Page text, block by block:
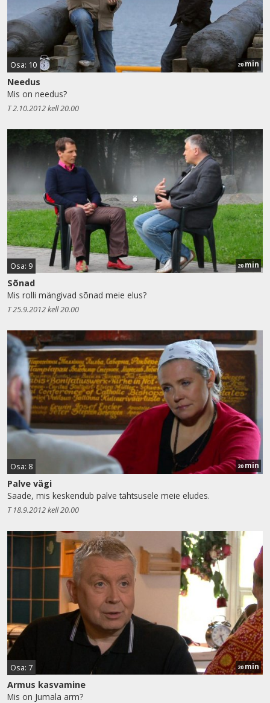
Osa: 10 20min
Needus
Mis on needus?
T 2.10.2012 kell 20.00
Osa: 9 20min
Sõnad
Mis rolli mängivad sõnad meie elus?
T 25.9.2012 kell 20.00
Osa: 8 20 min
Palve vägi
Saade, mis keskendub palve tähtsusele meie eludes.
T 18.9.2012 kell 20.00
Osa: 7 20 min
Armus kasvamine
Mis on Jumala arm?